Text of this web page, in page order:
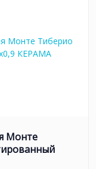
Монте